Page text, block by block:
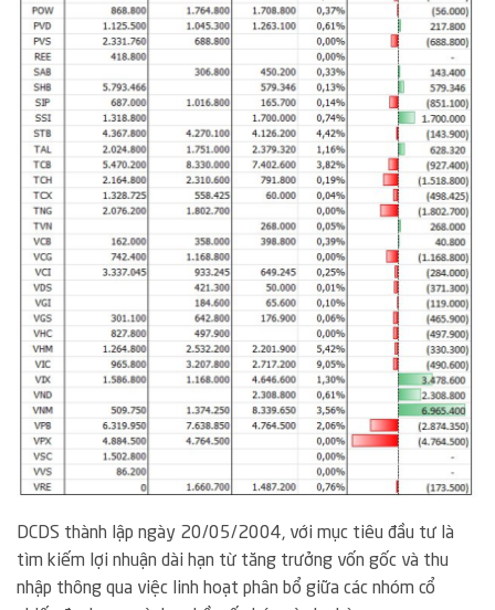
DCDS thành lập ngày 20/05/2004, với mục tiêu đầu tư là
tìm kiếm lợi nhuận dài hạn từ tăng trưởng vốn gốc và thu
nhập thông qua việc linh hoạt phân bổ giữa các nhóm cổ